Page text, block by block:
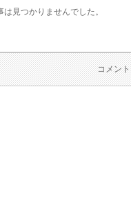
は見つかりませんでした。
コメン